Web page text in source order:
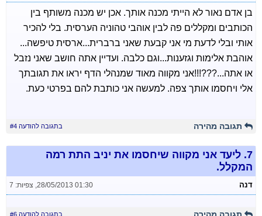
בן אדם נאור לא הייתי מכנה אותך. אכן יש מכנה משותף בין
הכותבים ומקללים פה לבין אוהבי טהוניה הערסית. בלי להכיר
אותי ובלי לדעת מי אני קבעת שאני ברברית...ארסית טיפשה...
אוהבת אלימות וגזענות...וגם כלבה. ועדיין אתה חושב שאני נזבל
או אתה...???!!!אני מקווה מאוד שמנהלי הדף יראו את תגובתך
אלי ויחסמו אותך צפה. למעשה אני כותבת להם בפרטי כעת.
תגובה מהירה בתגובה להודעה #4
7. ליעד אני מקווה שיחסמו את יניב התת רמה
המקלל.
דנה 28/05/2013 01:30
, צפיות: 7
בתגובה להודעה #6